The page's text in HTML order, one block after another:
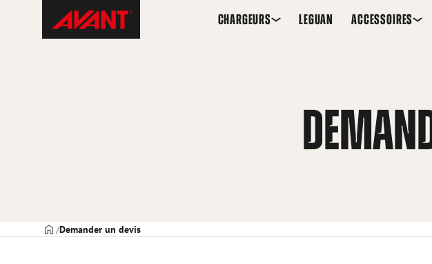
Avant
Tecno
Switzerland
CHARGEURS LEGUAN ACCESSOIRES
PAGE DE COUVERTURE
Demander un devis